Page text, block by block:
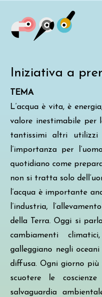
content
Home
Iniziativa a
TEMA
L’acqua è vita, è
valore inestimabile per
tantissimi altri utilizzi
l’importanza per
quotidiano come
non si tratta solo
l’acqua è importante
l’industria,
della Terra. Oggi si
cambiamenti
galleggiano negli
diffusa. Ogni giorno più
scuotere le
salvaguardia